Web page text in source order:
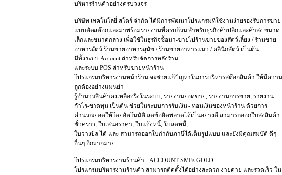
บริหารร้านค้าอย่างครบวงจร
บริษัท เทคโนโลยี่ สโตร์ จำกัด ได้มีการพัฒนาโปรแกรมที่ใช้งานง่ายรองรับการขาย
แบบตัดสต๊อกและมาพร้อมรายงานที่ครบถ้วน สำหรับธุรกิจค้าปลีกและค้าส่ง ขนาด
เล็กและขนาดกลาง เพื่อใช้ในธุรกิจซื้อมา-ขายไปร้านขายของสัตว์เลี้ยง / ร้านขาย
อาหารสัตว์ ร้านขายอาหารสุนัข / ร้านขายอาหารแมว / คลินิกสัตว์ เป็นต้น
มีทั้งระบบ Account สำหรับจัดการหลังร้าน
และระบบ POS สำหรับขายหน้าร้าน
โปรแกรมบริหารงานหน้าร้าน จะช่วยแก้ปัญหาในการบริหารสต๊อกสินค้า ให้มีความ
ถูกต้องอย่างแม่นยำ
รู้จำนวนสินค้าคงเหลือจริงในระบบ, รายงานยอดขาย, รายงานการขาย, รายงาน
กำไร-ขาดทุน เป็นต้น ช่วยในระบบการรับเงิน - ทอนเงินของหน้าร้าน ด้วยการ
คำนวณยอดให้โดยอัตโนมัติ ลดข้อผิดพลาดได้เป็นอย่างดี สามารถออกใบส่งสินค้า
ชั่วคราว, ใบเสนอราคา, ใบแจ้งหนี้, ใบลดหนี้,
ใบวางบิล ได้ และ สามารถออกใบกำกับภาษีได้เต็มรูปแบบ และยังมีคุณสมบัติ ดีๆ
อื่นๆ อีกมากมาย
โปรแกรมบริหารงานร้านค้า - ACCOUNT SMEs GOLD
โปรแกรมบริหารงานร้านค้า สามารถติดตั้งได้อย่างสะดวก ง่ายดาย และรวดเร็ว ใน